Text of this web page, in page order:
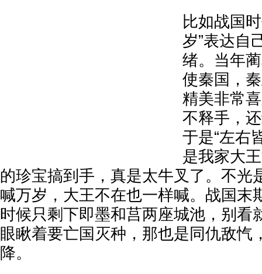
比如战国
岁”表达自
绪。当年
使秦国，
精美非常
不释手，
于是“左右
是我家大
的珍宝搞到手，真是太牛叉了。不光
喊万岁，大王不在也一样喊。战国末
时候只剩下即墨和莒两座城池，别看
眼瞅着要亡国灭种，那也是同仇敌忾
降。